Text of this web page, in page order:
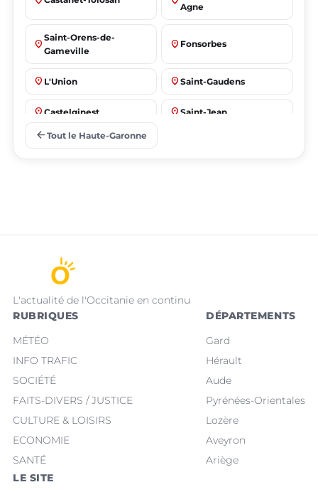
Agne
place
Saint-Orens-de-
Gameville
place Fonsorbes
place L'Union place Saint-Gaudens
place Castelginest place Saint-Jean
place Villeneuve-Tolosane
arrow_back Tout le Haute-Garonne
L'actualité de l'Occitanie en continu
RUBRIQUES
MÉTÉO
INFO TRAFIC
SOCIÉTÉ
FAITS-DIVERS / JUSTICE
CULTURE & LOISIRS
ECONOMIE
SANTÉ
DÉPARTEMENTS
Gard
Hérault
Aude
Pyrénées-Orientales
Lozère
Aveyron
Ariège
LE SITE